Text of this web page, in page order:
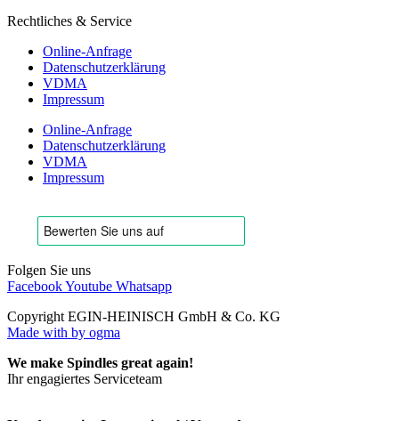
Rechtliches & Service
Online-Anfrage
Datenschutzerklärung
VDMA
Impressum
Online-Anfrage
Datenschutzerklärung
VDMA
Impressum
Folgen Sie uns
FacebookYoutube Whatsapp
Copyright EGIN-HEINISCH GmbH & Co. KG
Made with by ogma
We make Spindles great again!
Ihr engagiertes Serviceteam